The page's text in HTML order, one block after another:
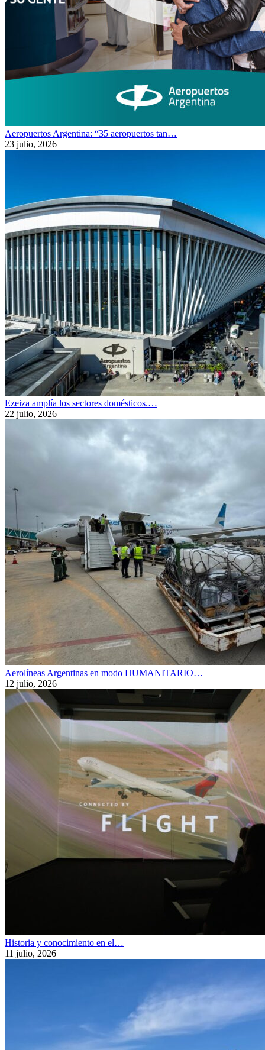
Aeropuertos Argentina: “35 aeropuertos tan…
23 julio, 2026
Ezeiza amplía los sectores domésticos.…
22 julio, 2026
Aerolíneas Argentinas en modo HUMANITARIO…
12 julio, 2026
Historia y conocimiento en el…
11 julio, 2026